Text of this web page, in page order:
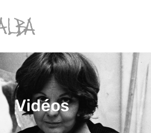
Vidéos